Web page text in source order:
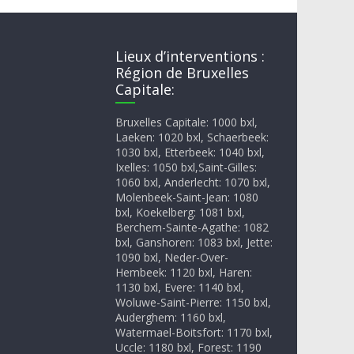
Lieux d’interventions :
Région de Bruxelles
Capitale:
Bruxelles Capitale: 1000 bxl,
Laeken: 1020 bxl, Schaerbeek:
1030 bxl, Etterbeek: 1040 bxl,
Ixelles: 1050 bxl,Saint-Gilles:
1060 bxl, Anderlecht: 1070 bxl,
Molenbeek-Saint-Jean: 1080
bxl, Koekelberg: 1081 bxl,
Berchem-Sainte-Agathe: 1082
bxl, Ganshoren: 1083 bxl, Jette:
1090 bxl, Neder-Over-
Hembeek: 1120 bxl, Haren:
1130 bxl, Evere: 1140 bxl,
Woluwe-Saint-Pierre: 1150 bxl,
Auderghem: 1160 bxl,
Watermael-Boitsfort: 1170 bxl,
Uccle: 1180 bxl, Forest: 1190